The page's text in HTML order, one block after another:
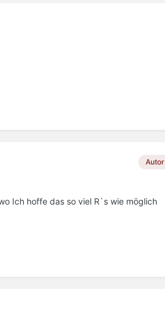
Autor
Ich hoffe das so viel R`s wie möglich